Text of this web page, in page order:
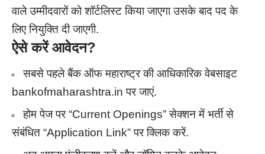
वाले उम्मीदवारों को शॉर्टलिस्ट किया जाएगा उसके बाद पद के
लिए नियुक्ति दी जाएगी.
ऐसे करें आवेदन?
सबसे पहले बैंक ऑफ महाराष्ट्र की आधिकारिक वेबसाइट
bankofmaharashtra.in पर जाएं.
होम पेज पर “Current Openings” सेक्शन में भर्ती से
संबंधित “Application Link” पर क्लिक करें.